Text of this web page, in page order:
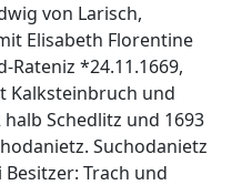
von Larisch,
Elisabeth Florentine
Rateniz *24.11.1669,
Kalksteinbruch und
Schedlitz und 1693
Suchodanietz
Trach und